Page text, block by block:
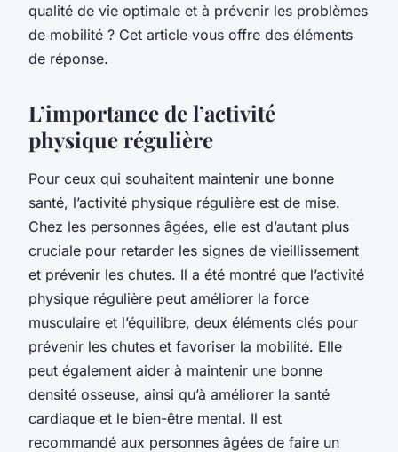
qualité de vie optimale et à prévenir les problèmes
de mobilité ? Cet article vous offre des éléments
de réponse.
L’importance de l’activité
physique régulière
Pour ceux qui souhaitent maintenir une bonne
santé, l’activité physique régulière est de mise.
Chez les personnes âgées, elle est d’autant plus
cruciale pour retarder les signes de vieillissement
et prévenir les chutes. Il a été montré que l’activité
physique régulière peut améliorer la force
musculaire et l’équilibre, deux éléments clés pour
prévenir les chutes et favoriser la mobilité. Elle
peut également aider à maintenir une bonne
densité osseuse, ainsi qu’à améliorer la santé
cardiaque et le bien-être mental. Il est
recommandé aux personnes âgées de faire un